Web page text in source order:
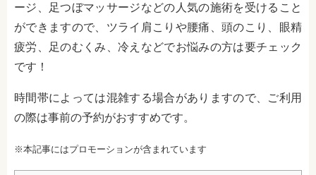
ージ、足つぼマッサージなどの人気の施術を受けること
ができますので、ツライ肩こりや腰痛、頭のこり、眼精
疲労、足のむくみ、冷えなどでお悩みの方は要チェック
です！
時間帯によっては混雑する場合がありますので、ご利用
の際は事前の予約がおすすめです。
※本記事にはプロモーションが含まれています